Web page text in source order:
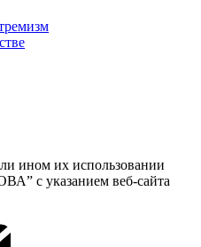
ином их использовании
с указанием веб-сайта